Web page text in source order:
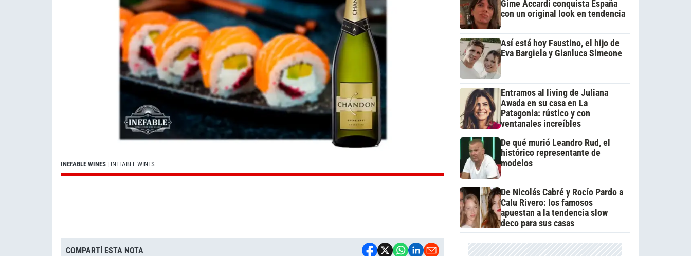
INEFABLE WINES | INEFABLE WINES
COMPARTÍ ESTA NOTA
Gime Accardi conquista España
con un original look en tendencia
Así está hoy Faustino, el hijo de
Eva Bargiela y Gianluca Simeone
Entramos al living de Juliana
Awada en su casa en La
Patagonia: rústico y con
ventanales increíbles
De qué murió Leandro Rud, el
histórico representante de
modelos
De Nicolás Cabré y Rocío Pardo a
Calu Rivero: los famosos
apuestan a la tendencia slow
deco para sus casas